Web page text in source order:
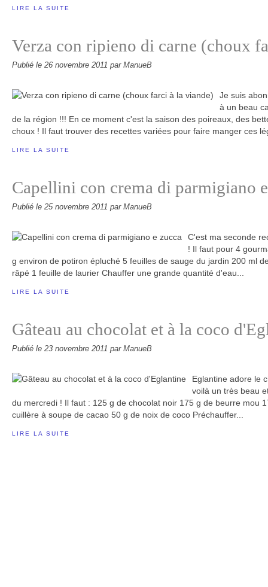
LIRE LA SUITE
Verza con ripieno di carne (choux
Publié le 26 novembre 2011 par ManueB
Je suis
à un beau
de la région !!! En ce moment c'est la saison des poireaux, des
choux ! Il faut trouver des recettes variées pour faire manger ces
LIRE LA SUITE
Capellini con crema di parmigiano
Publié le 25 novembre 2011 par ManueB
C'est ma seconde
! Il faut pour 4
g environ de potiron épluché 5 feuilles de sauge du jardin 200 ml
râpé 1 feuille de laurier Chauffer une grande quantité d'eau...
LIRE LA SUITE
Gâteau au chocolat et à la coco
Publié le 23 novembre 2011 par ManueB
Eglantine adore le
voilà un très beau
du mercredi ! Il faut : 125 g de chocolat noir 175 g de beurre mou
cuillère à soupe de cacao 50 g de noix de coco Préchauffer...
LIRE LA SUITE